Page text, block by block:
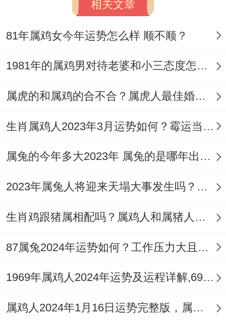
属兔同属鸡的关系在生肖命理学代表了相冲
- 属于相克关系、注定天生不合拍~还会波及
也会难以同谐的。
原因是属鸡人本来就狠骄傲 - 斤斤计较，对
的不好的地方会直通指出来！
而属兔人内心是狠脆弱的，就在于他们需要
人也会狠沮丧。
对于属兔与属鸡人之间、生活方面追求的狠
难以同谐，属鸡人本来就对生活高，对生活
相关文章
81年属鸡女今年运势怎么样 顺不顺？
1981年的属鸡男对待老婆和小三态度怎样？婚姻命运如何？
属虎的和属鸡的合不合？属虎人最佳婚配属相是谁？
生肖属鸡人2023年3月运势如何？霉运当头情场失意
属兔的今年多大2023年 属兔的是哪年出生的运势如何？
2023年属兔人将迎来天塌大事发生吗？，2023 属兔
生肖鸡跟猪属相配吗？属鸡人和属猪人互相成就
87属兔2024年运势如何？工作压力大且难晋升
1969年属鸡人2024年运势及运程详解,69年出生55岁肖鸡人在2024全年每月运势完整版
属鸡人2024年1月16日运势完整版，属鸡2024年1月16日今日运势如何